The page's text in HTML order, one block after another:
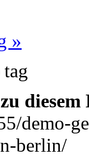
»
demo-
berlin/